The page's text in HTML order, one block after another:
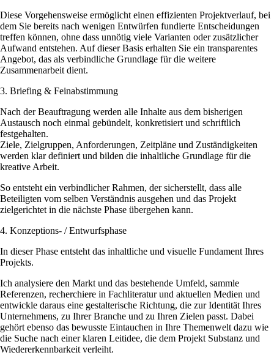
Diese Vorgehensweise ermöglicht einen effizienten Projektverlauf, bei
dem Sie bereits nach wenigen Entwürfen fundierte Entscheidungen
treffen können, ohne dass unnötig viele Varianten oder zusätzlicher
Aufwand entstehen. Auf dieser Basis erhalten Sie ein transparentes
Angebot, das als verbindliche Grundlage für die weitere
Zusammenarbeit dient.
3. Briefing & Feinabstimmung
Nach der Beauftragung werden alle Inhalte aus dem bisherigen
Austausch noch einmal gebündelt, konkretisiert und schriftlich
festgehalten.
Ziele, Zielgruppen, Anforderungen, Zeitpläne und Zuständigkeiten
werden klar definiert und bilden die inhaltliche Grundlage für die
kreative Arbeit.
So entsteht ein verbindlicher Rahmen, der sicherstellt, dass alle
Beteiligten vom selben Verständnis ausgehen und das Projekt
zielgerichtet in die nächste Phase übergehen kann.
4. Konzeptions- / Entwurfsphase
In dieser Phase entsteht das inhaltliche und visuelle Fundament Ihres
Projekts.
Ich analysiere den Markt und das bestehende Umfeld, sammle
Referenzen, recherchiere in Fachliteratur und aktuellen Medien und
entwickle daraus eine gestalterische Richtung, die zur Identität Ihres
Unternehmens, zu Ihrer Branche und zu Ihren Zielen passt. Dabei
gehört ebenso das bewusste Eintauchen in Ihre Themenwelt dazu wie
die Suche nach einer klaren Leitidee, die dem Projekt Substanz und
Wiedererkennbarkeit verleiht.